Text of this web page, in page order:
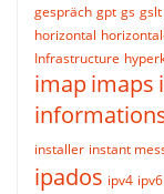
gespräch gpt gs gslt
horizontal
Infrastructure
imapimaps
installer instant
ipados ipv4 ipv6